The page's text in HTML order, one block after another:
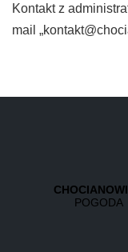
Kontakt z
mail